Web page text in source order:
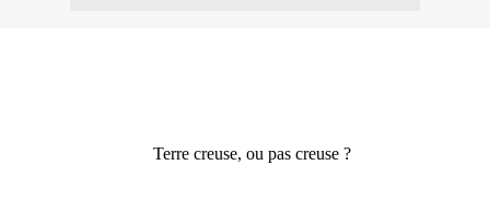
Terre creuse, ou pas creuse ?